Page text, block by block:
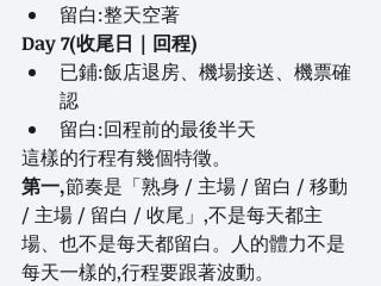
留白:整天空著
Day 7(收尾日｜回程)
已鋪:飯店退房、機場接送、機票確
認
留白:回程前的最後半天
這樣的行程有幾個特徵。
第一,節奏是「熟身 / 主場 / 留白 / 移動
/ 主場 / 留白 / 收尾」,不是每天都主
場、也不是每天都留白。人的體力不是
每天一樣的,行程要跟著波動。